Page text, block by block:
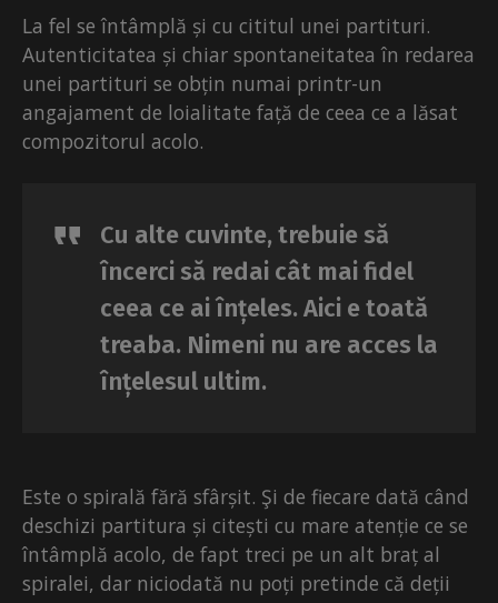
La fel se întâmplă și cu cititul unei partituri.
Autenticitatea și chiar spontaneitatea în redarea
unei partituri se obțin numai printr-un
angajament de loialitate față de ceea ce a lăsat
compozitorul acolo.
Cu alte cuvinte, trebuie să
încerci să redai cât mai fidel
ceea ce ai înțeles. Aici e toată
treaba. Nimeni nu are acces la
înțelesul ultim.
Este o spirală fără sfârșit. Şi de fiecare dată când
deschizi partitura și citești cu mare atenție ce se
întâmplă acolo, de fapt treci pe un alt braț al
spiralei, dar niciodată nu poți pretinde că deții